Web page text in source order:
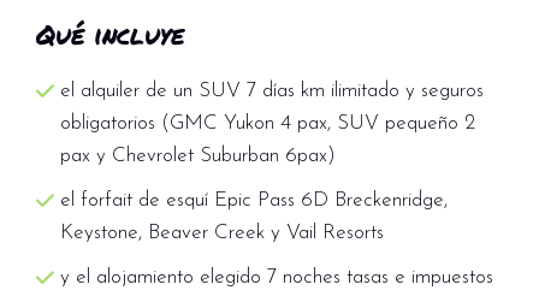
Qué incluye
el alquiler de un SUV 7 días km ilimitado y seguros
obligatorios (GMC Yukon 4 pax, SUV pequeño 2
pax y Chevrolet Suburban 6pax)
el forfait de esquí Epic Pass 6D Breckenridge,
Keystone, Beaver Creek y Vail Resorts
y el alojamiento elegido 7 noches tasas e impuestos